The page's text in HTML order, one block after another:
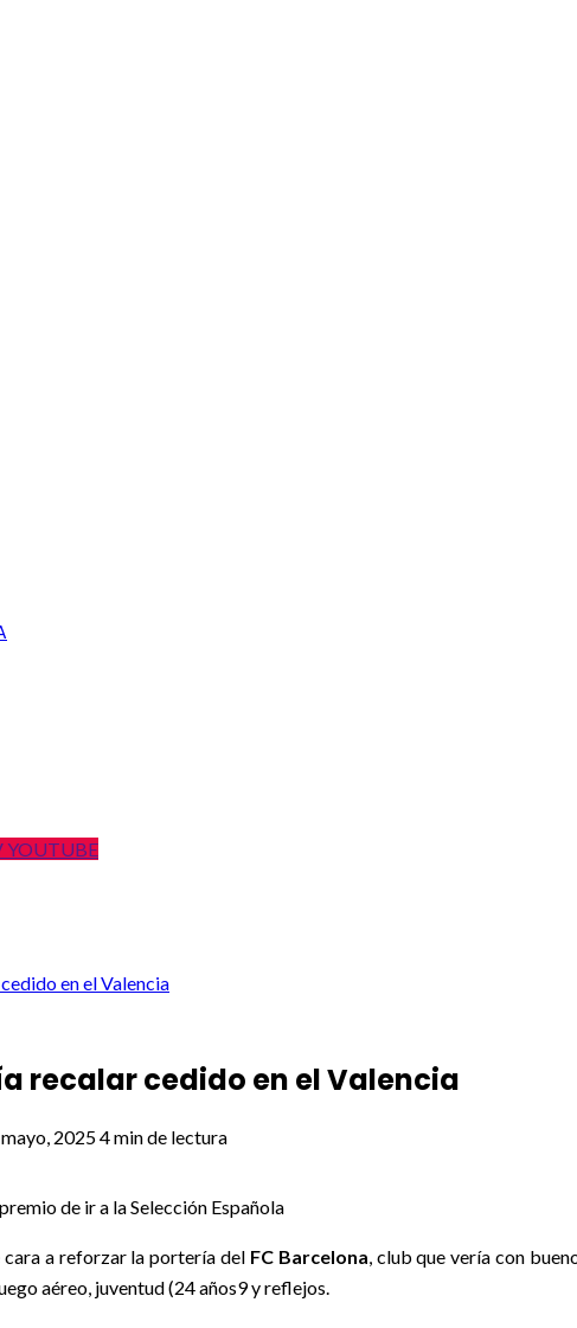
YOUTUBE
en el Valencia
recalar cedido en el Valencia
20254 min de lectura
de ir a la Selección Española
cara a reforzar la portería del FC Barcelona, club que vería con
aéreo, juventud (24 años9 y reflejos.